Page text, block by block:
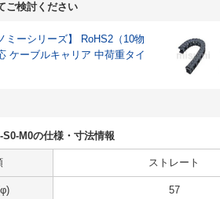
ご検討ください
ミーシリーズ】 RoHS2（10物
ケーブルキャリア 中荷重タイ
M0の仕様・寸法情報
ストレート
57